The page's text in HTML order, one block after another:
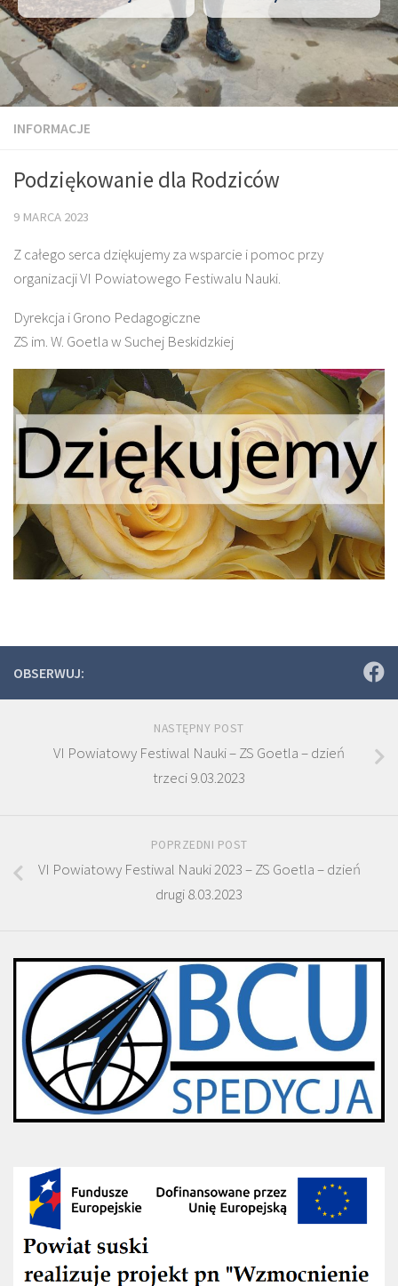
INFORMACJE
Podziękowanie dla Rodziców
9 MARCA 2023
Z całego serca dziękujemy za wsparcie i pomoc przy
organizacji VI Powiatowego Festiwalu Nauki.
Dyrekcja i Grono Pedagogiczne
ZS im. W. Goetla w Suchej Beskidzkiej
OBSERWUJ:
NASTĘPNY POST
VI Powiatowy Festiwal Nauki – ZS Goetla – dzień
trzeci 9.03.2023
POPRZEDNI POST
VI Powiatowy Festiwal Nauki 2023 – ZS Goetla – dzień
drugi 8.03.2023